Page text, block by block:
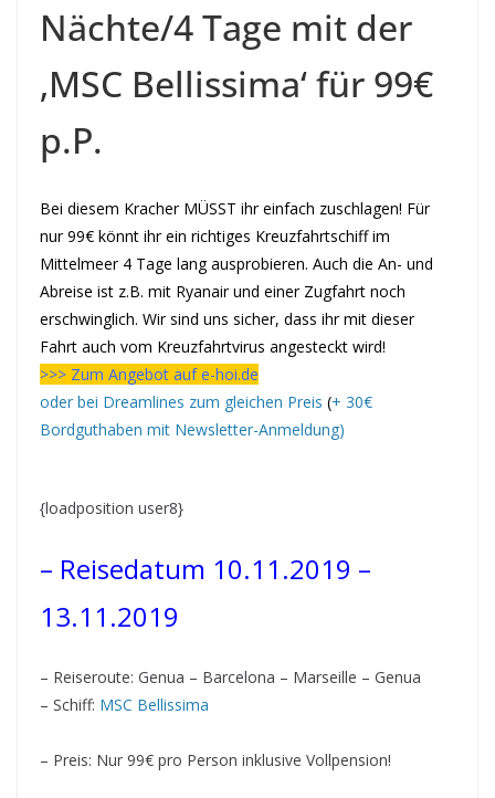
Nächte/4 Tage mit der
‚MSC Bellissima‘ für 99€
p.P.
Bei diesem Kracher MÜSST ihr einfach zuschlagen! Für
nur 99€ könnt ihr ein richtiges Kreuzfahrtschiff im
Mittelmeer 4 Tage lang ausprobieren. Auch die An- und
Abreise ist z.B. mit Ryanair und einer Zugfahrt noch
erschwinglich. Wir sind uns sicher, dass ihr mit dieser
Fahrt auch vom Kreuzfahrtvirus angesteckt wird!
>>> Zum Angebot auf e-hoi.de
oder bei Dreamlines zum gleichen Preis (+ 30€
Bordguthaben mit Newsletter-Anmeldung)
{loadposition user8}
– Reisedatum 10.11.2019 –
13.11.2019
– Reiseroute: Genua – Barcelona – Marseille – Genua
– Schiff: MSC Bellissima
– Preis: Nur 99€ pro Person inklusive Vollpension!